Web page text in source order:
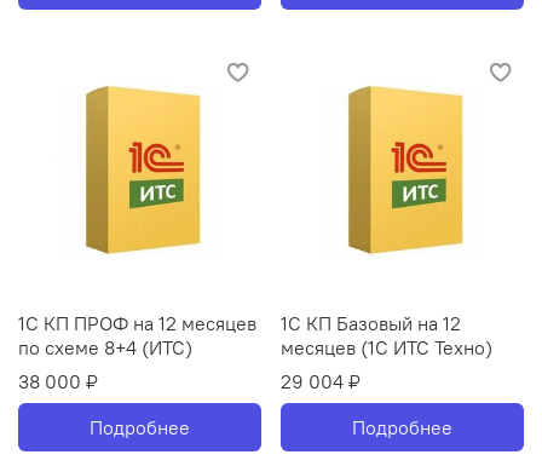
1С КП ПРОФ на 12 месяцев
по схеме 8+4 (ИТС)
38 000 ₽
Подробнее
1С КП Базовый на 12
месяцев (1С ИТС Техно)
29 004 ₽
Подробнее